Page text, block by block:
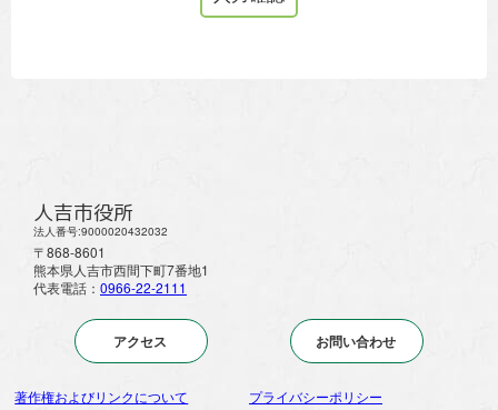
人吉市役所
法人番号:9000020432032
〒868-8601
熊本県人吉市西間下町7番地1
代表電話： 0966-22-2111
アクセス お問い合わせ
著作権およびリンクについて
プライバシーポリシー